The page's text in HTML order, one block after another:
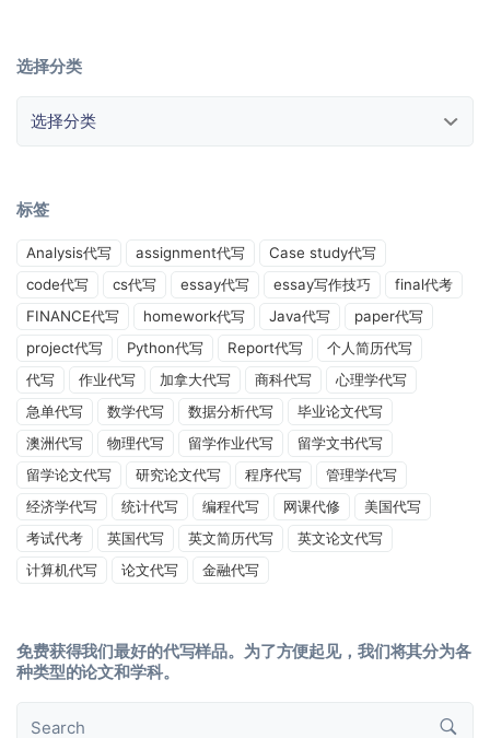
选择分类
标签
Analysis代写 assignment代写
Case study代写
code代写
cs代写 essay代写 essay写作技巧
final代考
FINANCE代写
homework代写 Java代写
paper代写
project代写
Python代写 Report代写
个人简历代写
代写
作业代写 加拿大代写 商科代写
心理学代写
急单代写
数学代写 数据分析代写
毕业论文代写
澳洲代写
物理代写 留学作业代写
留学文书代写
留学论文代写
研究论文代写 程序代写
管理学代写
经济学代写
统计代写 编程代写 网课代修
美国代写
考试代考
英国代写 英文简历代写
英文论文代写
计算机代写
论文代写 金融代写
免费获得我们最好的代写样品。为了方便起见，我们将其分为各
种类型的论文和学科。